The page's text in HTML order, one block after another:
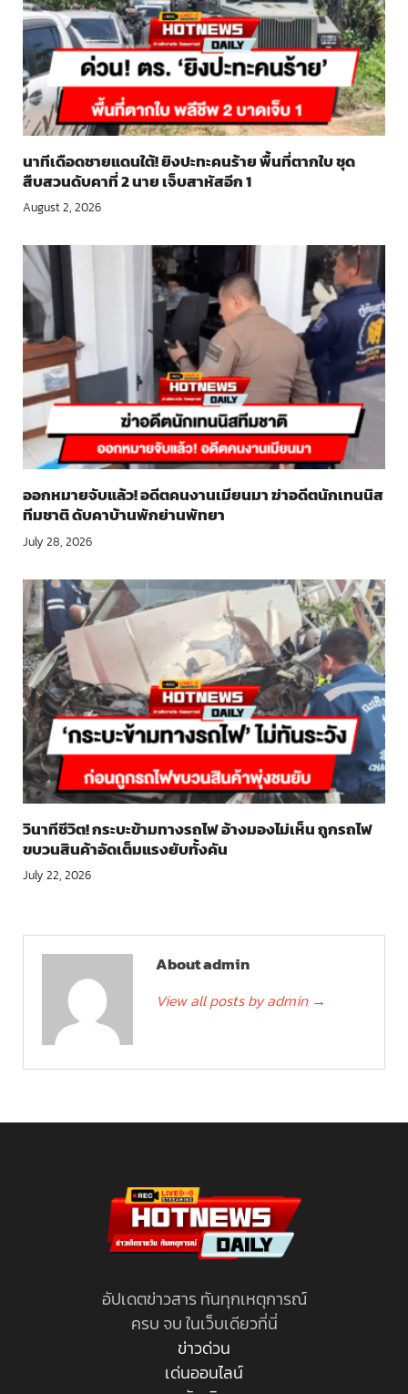
นาทีเดือดชายแดนใต้! ยิงปะทะคนร้าย พื้นที่ตากใบ ชุด
สืบสวนดับคาที่ 2 นาย เจ็บสาหัสอีก 1
August 2, 2026
ออกหมายจับแล้ว! อดีตคนงานเมียนมา ฆ่าอดีตนักเทนนิส
ทีมชาติ ดับคาบ้านพักย่านพัทยา
July 28, 2026
วินาทีชีวิต! กระบะข้ามทางรถไฟ อ้างมองไม่เห็น ถูกรถไฟ
ขบวนสินค้าอัดเต็มแรงยับทั้งคัน
July 22, 2026
About admin
View all posts by admin →
อัปเดตข่าวสาร ทันทุกเหตุการณ์
ครบ จบ ในเว็บเดียวที่นี่
ข่าวด่วน
เด่นออนไลน์